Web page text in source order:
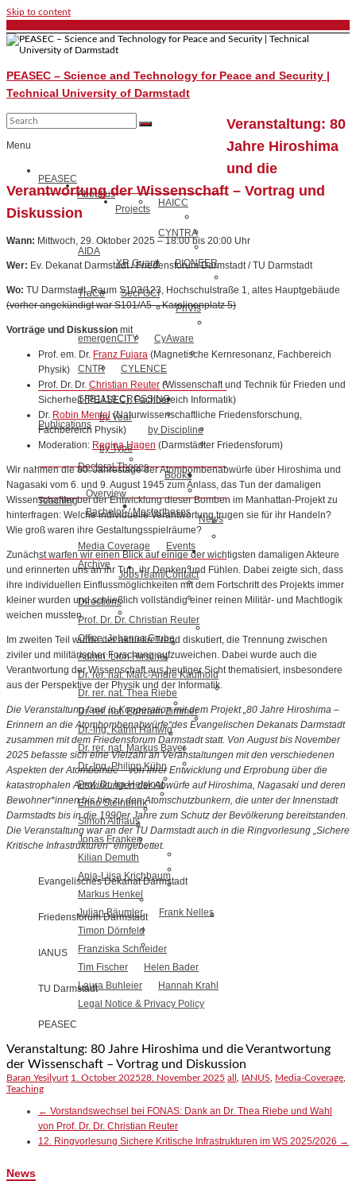
Skip to content
PEASEC – Science and Technology for Peace and Security |
Technical University of Darmstadt
Menu
PEASEC
About us
Projects
HAICC
CYNTRA
AIDA
XR Guard
PIONEER
TraCe
SecFOCI
PriVis
emergenCITY CyAware
CNTR CYLENCE
SFB1119 CROSSING
Publications
by Year
by Discipline
by Type
Doctoral Theses
Books
Teaching
Overview
Bachelor-/ Mastertheses
News
Media Coverage
Events
Archive
JobsTeam/Contact
Directions
Prof. Dr. Dr. Christian Reuter
Office: Johanna Grube
Admin: Lion Hirschel
Dr. rer. nat. Marc-André Kaufhold
Dr. rer. nat. Thea Riebe
Dr. rer. nat. Ephraim Zimmer
Dr.-Ing. Katrin Hartwig
Dr. rer. nat. Markus Bayer
Dr.-Ing. Philipp Kühn
Prof. Dr. Ira Helsloot
Enno Steinbrink
Simon Althaus
Jonas Franken
Kilian Demuth
Anja-Liisa Krichbaum
Markus Henkel
Julian Bäumler
Frank Nelles
Timon Dörnfeld
Franziska Schneider
Tim Fischer
Helen Bader
Laura Buhleier
Hannah Krahl
Legal Notice & Privacy Policy
Veranstaltung: 80
Jahre Hiroshima
und die
Verantwortung der Wissenschaft – Vortrag und
Diskussion
Wann: Mittwoch, 29. Oktober 2025 – 18:00 bis 20:00 Uhr
Wer: Ev. Dekanat Darmstadt / Friedensforum Darmstadt / TU Darmstadt
Wo: TU Darmstadt, Raum S103/123, Hochschulstraße 1, altes Hauptgebäude
(vorher angekündigt war S101/A5 – Karolinenplatz 5)
Vorträge und Diskussion mit
Prof. em. Dr. Franz Fujara (Magnetische Kernresonanz, Fachbereich
Physik)
Prof. Dr. Dr. Christian Reuter (Wissenschaft und Technik für Frieden und
Sicherheit (PEASEC), Fachbereich Informatik)
Dr. Robin Mentel (Naturwissenschaftliche Friedensforschung,
Fachbereich Physik)
Moderation: Regina Hagen (Darmstädter Friedensforum)
Wir nahmen die 80. Jahrestage der Atombombenabwürfe über Hiroshima und
Nagasaki vom 6. und 9. August 1945 zum Anlass, das Tun der damaligen
Wissenschaftler bei der Entwicklung dieser Bomben im Manhattan-Projekt zu
hinterfragen: Welche individuelle Verantwortung trugen sie für ihr Handeln?
Wie groß waren ihre Gestaltungsspielräume?
Zunächst warfen wir einen Blick auf einige der wichtigsten damaligen Akteure
und erinnerten uns an ihr Tun, ihr Denken und Fühlen. Dabei zeigte sich, dass
ihre individuellen Einflussmöglichkeiten mit dem Fortschritt des Projekts immer
kleiner wurden und schließlich vollständig einer reinen Militär- und Machtlogik
weichen mussten.
Im zweiten Teil wurde der aktuelle Trend diskutiert, die Trennung zwischen
ziviler und militärischer Forschung aufzuweichen. Dabei wurde auch die
Verantwortung der Wissenschaft aus heutiger Sicht thematisiert, insbesondere
aus der Perspektive der Physik und der Informatik.
Die Veranstaltung fand in Kooperation mit dem Projekt „80 Jahre Hiroshima –
Erinnern an die Atombombenabwürfe“des Evangelischen Dekanats Darmstadt
zusammen mit dem Friedensforum Darmstadt statt. Von August bis November
2025 befasste sich eine Vielzahl an Veranstaltungen mit den verschiedenen
Aspekten der Atombombe – von ihrer Entwicklung und Erprobung über die
katastrophalen Auswirkungen der Abwürfe auf Hiroshima, Nagasaki und deren
Bewohner*innen bis hin zu den Atomschutzbunkern, die unter der Innenstadt
Darmstadts bis in die 1990er Jahre zum Schutz der Bevölkerung bereitstanden.
Die Veranstaltung war an der TU Darmstadt auch in die Ringvorlesung „Sichere
Kritische Infrastrukturen“ eingebettet.
Evangelisches Dekanat Darmstadt
Friedensforum Darmstadt
IANUS
TU Darmstadt
PEASEC
Veranstaltung: 80 Jahre Hiroshima und die Verantwortung
der Wissenschaft – Vortrag und Diskussion
Baran Yesilyurt 1. October 202528. November 2025 all IANUS Media-Coverage
Teaching
← Vorstandswechsel bei FONAS: Dank an Dr. Thea Riebe und Wahl
von Prof. Dr. Dr. Christian Reuter
12. Ringvorlesung Sichere Kritische Infrastrukturen im WS 2025/2026 →
News